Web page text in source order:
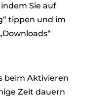
Sie auf
tippen und im
beim Aktivieren
Zeit dauern